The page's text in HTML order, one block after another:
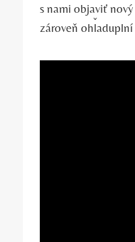
s nami objaviť
zároveň